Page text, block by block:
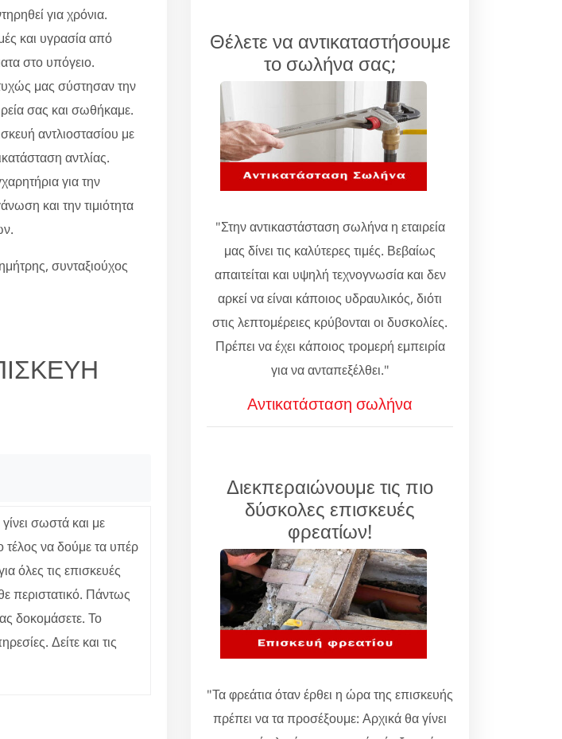
για χρόνια.
και υγρασία από
στο υπόγειο.
μας σύστησαν την
σας και σωθήκαμε.
αντλιοστασίου με
αντλίας.
για την
και την τιμιότητα
συνταξιούχος
σωστά και με
τέλος να δούμε τα υπέρ
όλες τις επισκευές
περιστατικό. Πάντως
δοκομάσετε. Το
Δείτε και τις
Θέλετε να αντικαταστήσουμε
το σωλήνα σας;
"Στην αντικαστάσταση σωλήνα η εταιρεία
μας δίνει τις καλύτερες τιμές. Βεβαίως
απαιτείται και υψηλή τεχνογνωσία και δεν
αρκεί να είναι κάποιος υδραυλικός, διότι
στις λεπτομέρειες κρύβονται οι δυσκολίες.
Πρέπει να έχει κάποιος τρομερή εμπειρία
για να ανταπεξέλθει."
Αντικατάσταση σωλήνα
Διεκπεραιώνουμε τις πιο
δύσκολες επισκευές
φρεατίων!
"Τα φρεάτια όταν έρθει η ώρα της επισκευής
πρέπει να τα προσέξουμε: Αρχικά θα γίνει